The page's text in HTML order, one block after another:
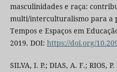
masculinidades e raça:
multi/interculturalismo para a
Tempos e Espaços em
2019. DOI: https://doi.org/
SILVA, I. P.; DIAS, A. F.; RIOS,